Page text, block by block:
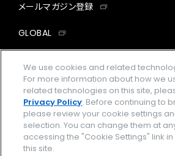
メールマガジン登録
GLOBAL
企業情報 ご利用規
プライバシーポリシー
We use cookies and related
For more information about how we
related technologies on this site,
Privacy Policy. Before continuing to
please review your cookie settings
selection. You can change them at
accessing the "Cookie Settings" link
this site.